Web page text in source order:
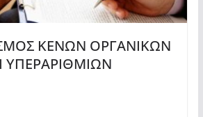
ΚΕΝΩΝ ΟΡΓΑΝΙΚΩΝ
ΥΠΕΡΑΡΙΘΜΙΩΝ